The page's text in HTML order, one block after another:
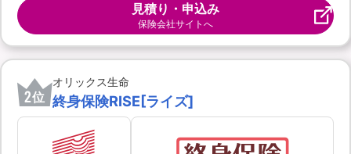
見積り・申込み
保険会社サイトへ
2位
オリックス生命
終身保険RISE[ライズ]